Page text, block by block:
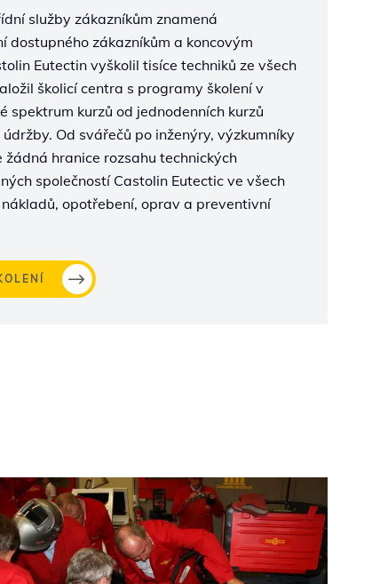
služby zákazníkům znamená
dostupného zákazníkům a koncovým
Eutectin vyškolil tisíce techniků ze všech
školicí centra s programy školení v
spektrum kurzů od jednodenních kurzů
Od svářečů po inženýry, výzkumníky
hranice rozsahu technických
společností Castolin Eutectic ve všech
opotřebení, oprav a preventivní